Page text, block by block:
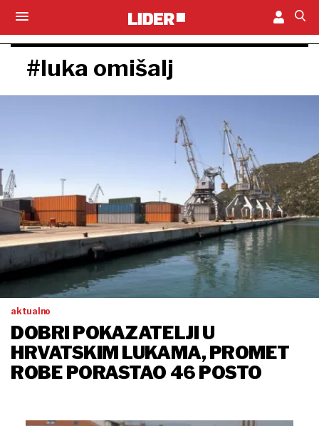
#luka omišalj
aktualno
DOBRI POKAZATELJI U
HRVATSKIM LUKAMA, PROMET
ROBE PORASTAO 46 POSTO